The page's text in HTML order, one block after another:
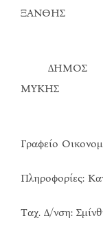
ΔΗΜΟΣ
Αριθ.
Γραφείο
Πληροφορίες:
Ταχ. Δ/νση: